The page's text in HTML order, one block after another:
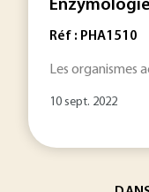
Réf : PHA1510
Les organismes
10 sept. 2022